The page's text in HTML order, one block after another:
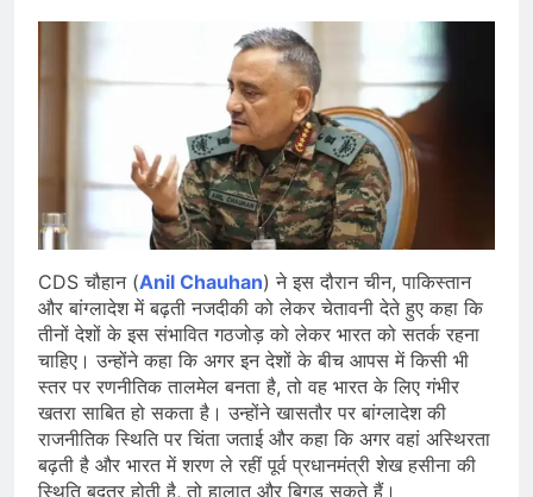
CDS चौहान (Anil Chauhan) ने इस दौरान चीन, पाकिस्तान
और बांग्लादेश में बढ़ती नजदीकी को लेकर चेतावनी देते हुए कहा कि
तीनों देशों के इस संभावित गठजोड़ को लेकर भारत को सतर्क रहना
चाहिए। उन्होंने कहा कि अगर इन देशों के बीच आपस में किसी भी
स्तर पर रणनीतिक तालमेल बनता है, तो वह भारत के लिए गंभीर
खतरा साबित हो सकता है। उन्होंने खासतौर पर बांग्लादेश की
राजनीतिक स्थिति पर चिंता जताई और कहा कि अगर वहां अस्थिरता
बढ़ती है और भारत में शरण ले रहीं पूर्व प्रधानमंत्री शेख हसीना की
स्थिति बदतर होती है, तो हालात और बिगड़ सकते हैं।